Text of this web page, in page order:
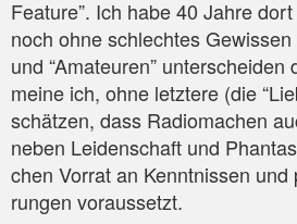
Fea­ture”. Ich habe 40 Jah­re
noch ohne schlech­tes Gewis­sen
und “Ama­teu­ren”
mei­ne ich, ohne letz­te­re (die
schät­zen, dass Radio­ma­chen
neben Lei­den­schaft und
chen Vor­rat an Kennt­nis­sen
run­gen voraussetzt.